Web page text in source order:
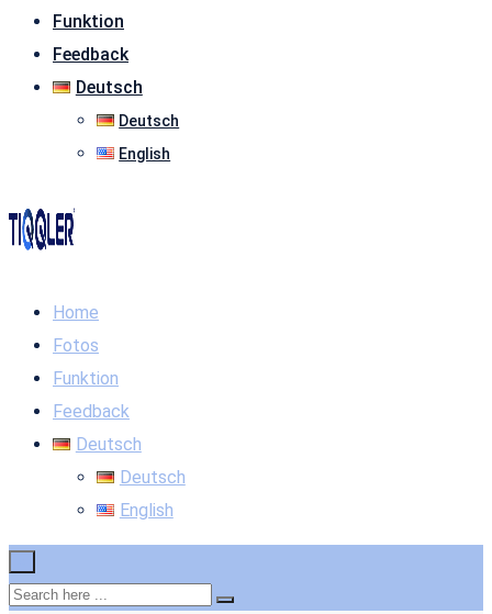
Funktion
Feedback
Deutsch
Deutsch
English
Home
Fotos
Funktion
Feedback
Deutsch
Deutsch
English